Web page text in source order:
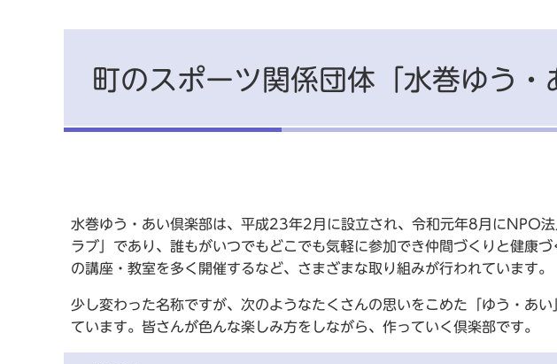
上下水道 税金
農商工・就労 安全・安
町のスポーツ関係団体「水巻ゆう・
水巻ゆう・あい倶楽部は、平成23年2月に設立され、令和元年8月にNPO
ラブ」であり、誰もがいつでもどこでも気軽に参加でき仲間づくりと健康
の講座・教室を多く開催するなど、さまざまな取り組みが行われています。
少し変わった名称ですが、次のようなたくさんの思いをこめた「ゆう・あ
ています。皆さんが色んな楽しみ方をしながら、作っていく倶楽部です。